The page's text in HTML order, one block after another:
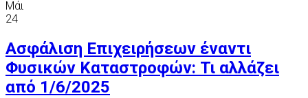
Μάι
24
Ασφάλιση Επιχειρήσεων έναντι
Φυσικών Καταστροφών: Τι αλλάζει
από 1/6/2025